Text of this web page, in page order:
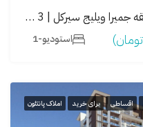
آپارتمان های مایزون الیزه 3 در منطقه جمیرا ویلیج سيرکل | Maison Elysee 3
استودیو-1
اقساطی برای خرید املاک پانتئون